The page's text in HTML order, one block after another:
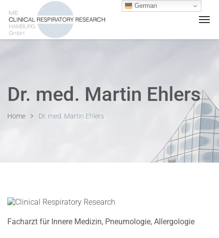
Dr. med. Martin Ehlers
Home Dr. med. Martin Ehlers
Facharzt für Innere Medizin, Pneumologie, Allergologie
German